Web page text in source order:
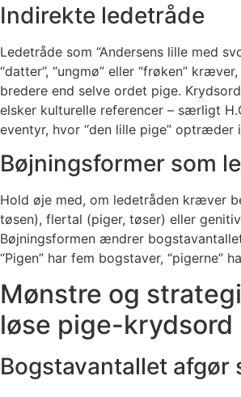
Indirekte ledetråde
Ledetråde som “Andersens lille med
“datter”, “ungmø” eller “frøken”
bredere end selve ordet pige.
elsker kulturelle referencer – særligt
eventyr, hvor “den lille pige”
Bøjningsformer som
Hold øje med, om ledetråden kræver
tøsen), flertal (piger, tøser) eller
Bøjningsformen ændrer
“Pigen” har fem bogstaver, “pigerne”
Mønstre og
løse pige-krydsord
Bogstavantallet afgør